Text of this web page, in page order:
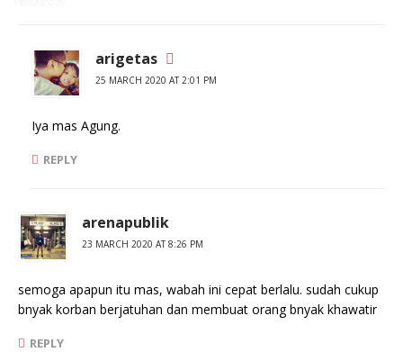
arigetas
25 MARCH 2020 AT 2:01 PM
Iya mas Agung.
REPLY
arenapublik
23 MARCH 2020 AT 8:26 PM
semoga apapun itu mas, wabah ini cepat berlalu. sudah cukup
bnyak korban berjatuhan dan membuat orang bnyak khawatir
REPLY